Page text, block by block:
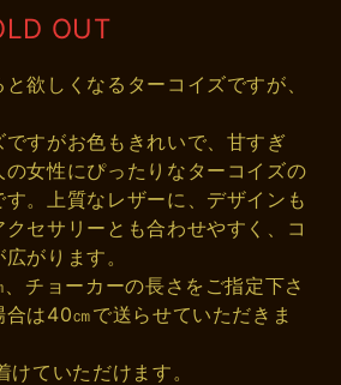
OUT
欲しくなるターコイズですが、
すがお色もきれいで、甘すぎ
女性にぴったりなターコイズの
。上質なレザーに、デザインも
セサリーとも合わせやすく、コ
がります。
チョーカーの長さをご指定下さ
は40㎝で送らせていただきま
ていただけます。